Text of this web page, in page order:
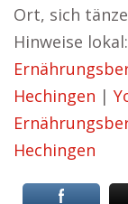
Ort, sich
Hinweise lokal:
Hechingen |
Hechingen